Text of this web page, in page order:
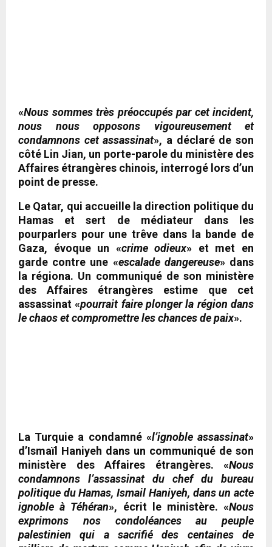
«Nous sommes très préoccupés par cet incident,
nous nous opposons vigoureusement et
condamnons cet assassinat», a déclaré de son
côté Lin Jian, un porte-parole du ministère des
Affaires étrangères chinois, interrogé lors d’un
point de presse.
Le Qatar, qui accueille la direction politique du
Hamas et sert de médiateur dans les
pourparlers pour une trêve dans la bande de
Gaza, évoque un «crime odieux» et met en
garde contre une «escalade dangereuse» dans
la régiona. Un communiqué de son ministère
des Affaires étrangères estime que cet
assassinat «pourrait faire plonger la région dans
le chaos et compromettre les chances de paix».
La Turquie a condamné «l’ignoble assassinat»
d’Ismaïl Haniyeh dans un communiqué de son
ministère des Affaires étrangères. «Nous
condamnons l’assassinat du chef du bureau
politique du Hamas, Ismail Haniyeh, dans un acte
ignoble à Téhéran», écrit le ministère. «Nous
exprimons nos condoléances au peuple
palestinien qui a sacrifié des centaines de